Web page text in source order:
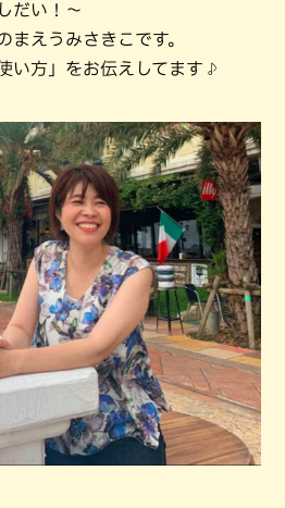
だい！～
まえうみさきこです。
い方」をお伝えしてます♪